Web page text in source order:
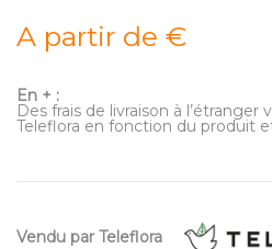
A partir de €
En + :
Des frais de livraison à
Teleflora en fonction du produit
Vendu par Teleflora